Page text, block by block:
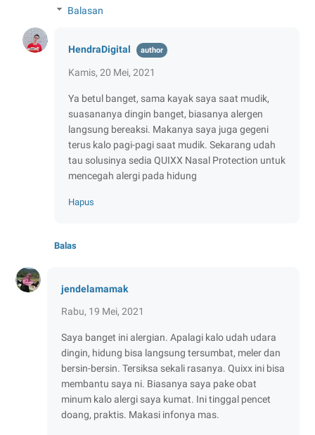
Balasan
HendraDigital
Kamis, 20 Mei, 2021
Ya betul banget, sama kayak saya saat mudik,
suasananya dingin banget, biasanya alergen
langsung bereaksi. Makanya saya juga gegeni
terus kalo pagi-pagi saat mudik. Sekarang udah
tau solusinya sedia QUIXX Nasal Protection untuk
mencegah alergi pada hidung
Hapus
Balas
jendelamamak
Rabu, 19 Mei, 2021
Saya banget ini alergian. Apalagi kalo udah udara
dingin, hidung bisa langsung tersumbat, meler dan
bersin-bersin. Tersiksa sekali rasanya. Quixx ini bisa
membantu saya ni. Biasanya saya pake obat
minum kalo alergi saya kumat. Ini tinggal pencet
doang, praktis. Makasi infonya mas.